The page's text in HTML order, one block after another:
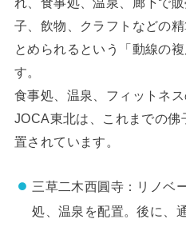
子、飲物、クラフトなどの
とめられるという「動線の
す。
食事処、温泉、フィットネス
JOCA東北は、これまでの
置されています。
三草二木西圓寺：リノベ
処、温泉を配置。後に、